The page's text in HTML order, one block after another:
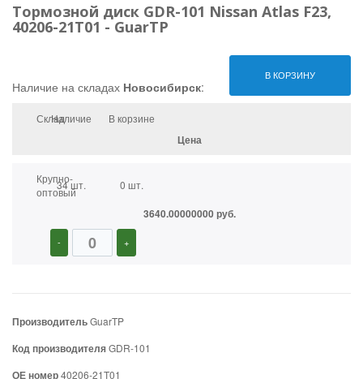
Тормозной диск GDR-101 Nissan Atlas F23,
40206-21T01 - GuarTP
В КОРЗИНУ
Наличие на складах Новосибирск:
СкладНаличие В корзине
Цена
Крупно-
оптовый
34 шт. 0 шт.
3640.00000000 руб.
- +
ПроизводительGuarTP
Код производителяGDR-101
ОЕ номер40206-21T01